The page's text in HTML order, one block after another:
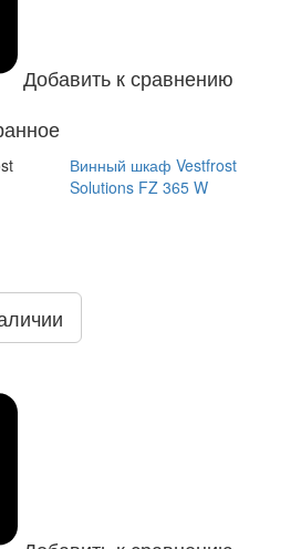
Добавить к сравнению
Винный шкаф Vestfrost
Solutions FZ 365 W